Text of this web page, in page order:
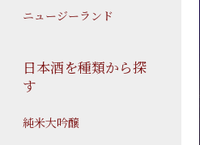
ニュージーランド
日本酒を種類から探
す
純米大吟醸